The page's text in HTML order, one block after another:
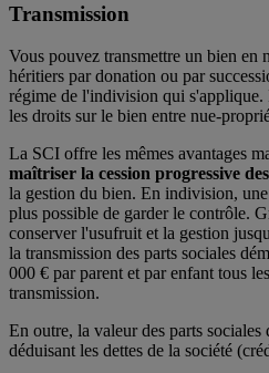
Transmission
Vous pouvez transmettre un bien en
héritiers par donation ou par
régime de l'indivision qui s'applique.
les droits sur le bien entre nue-
La SCI offre les mêmes avantages
maîtriser la cession progressive
la gestion du bien. En indivision,
plus possible de garder le contrôle.
conserver l'usufruit et la gestion
la transmission des parts sociales
000 € par parent et par enfant tous
transmission.
En outre, la valeur des parts
déduisant les dettes de la société